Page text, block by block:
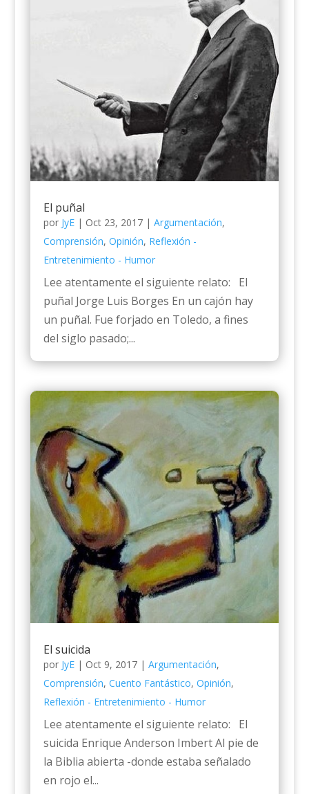
El puñal
por JyE| Oct 23, 2017| Argumentación,
Comprensión, Opinión, Reflexión -
Entretenimiento - Humor
Lee atentamente el siguiente relato: El
puñal Jorge Luis Borges En un cajón hay
un puñal. Fue forjado en Toledo, a fines
del siglo pasado;...
El suicida
por JyE| Oct 9, 2017| Argumentación,
Comprensión, Cuento Fantástico, Opinión,
Reflexión - Entretenimiento - Humor
Lee atentamente el siguiente relato: El
suicida Enrique Anderson Imbert Al pie de
la Biblia abierta -donde estaba señalado
en rojo el...